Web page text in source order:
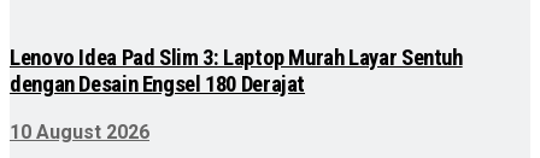
Lenovo Idea Pad Slim 3: Laptop Murah Layar Sentuh
dengan Desain Engsel 180 Derajat
10 August 2026